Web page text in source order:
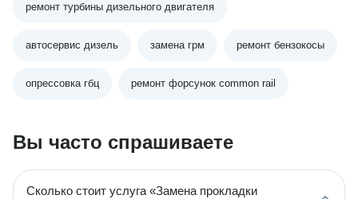
ремонт турбины дизельного двигателя
автосервис дизель замена грм ремонт бензокосы
опрессовка гбц ремонт форсунок common rail
Вы часто спрашиваете
Сколько стоит услуга «Замена прокладки